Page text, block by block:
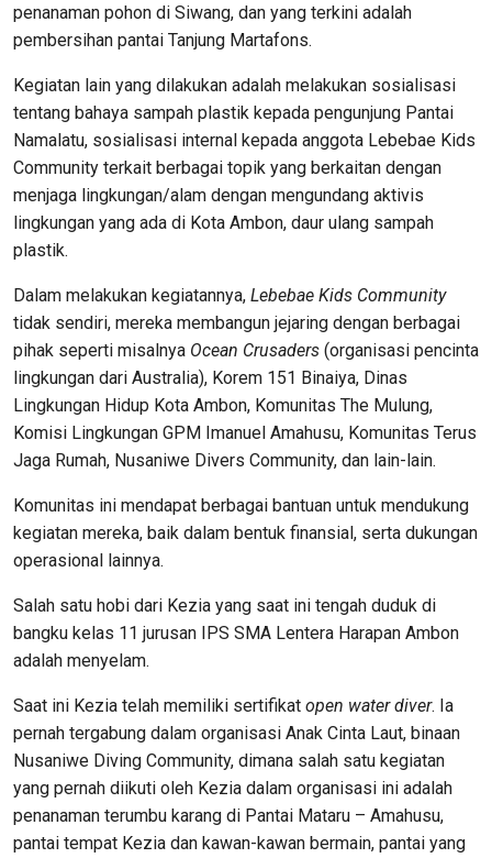
penanaman pohon di Siwang, dan yang terkini adalah
pembersihan pantai Tanjung Martafons.
Kegiatan lain yang dilakukan adalah melakukan sosialisasi
tentang bahaya sampah plastik kepada pengunjung Pantai
Namalatu, sosialisasi internal kepada anggota Lebebae Kids
Community terkait berbagai topik yang berkaitan dengan
menjaga lingkungan/alam dengan mengundang aktivis
lingkungan yang ada di Kota Ambon, daur ulang sampah
plastik.
Dalam melakukan kegiatannya, Lebebae Kids Community
tidak sendiri, mereka membangun jejaring dengan berbagai
pihak seperti misalnya Ocean Crusaders (organisasi pencinta
lingkungan dari Australia), Korem 151 Binaiya, Dinas
Lingkungan Hidup Kota Ambon, Komunitas The Mulung,
Komisi Lingkungan GPM Imanuel Amahusu, Komunitas Terus
Jaga Rumah, Nusaniwe Divers Community, dan lain-lain.
Komunitas ini mendapat berbagai bantuan untuk mendukung
kegiatan mereka, baik dalam bentuk finansial, serta dukungan
operasional lainnya.
Salah satu hobi dari Kezia yang saat ini tengah duduk di
bangku kelas 11 jurusan IPS SMA Lentera Harapan Ambon
adalah menyelam.
Saat ini Kezia telah memiliki sertifikat open water diver. Ia
pernah tergabung dalam organisasi Anak Cinta Laut, binaan
Nusaniwe Diving Community, dimana salah satu kegiatan
yang pernah diikuti oleh Kezia dalam organisasi ini adalah
penanaman terumbu karang di Pantai Mataru – Amahusu,
pantai tempat Kezia dan kawan-kawan bermain, pantai yang